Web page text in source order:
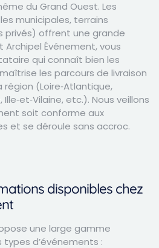
du Grand Ouest. Les
municipales, terrains
privés) offrent une grande
Archipel Événement, vous
qui connaît bien les
les parcours de livraison
(Loire‑Atlantique,
Ille‑et‑Vilaine, etc.). Nous veillons
soit conforme aux
et se déroule sans accroc.
disponibles chez
une large gamme
types d’événements :